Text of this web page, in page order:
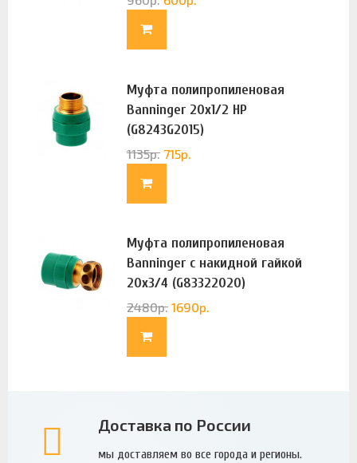
Муфта полипропиленовая
Banninger 20х1/2 НР
(G8243G2015)
1135р. 715р.
Муфта полипропиленовая
Banninger с накидной гайкой
20х3/4 (G83322020)
2480р. 1690р.
Доставка по России
мы доставляем во все города и регионы.